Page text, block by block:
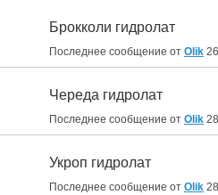
Брокколи гидролат
Последнее сообщение от Olik
Череда гидролат
Последнее сообщение от Olik
Укроп гидролат
Последнее сообщение от Olik